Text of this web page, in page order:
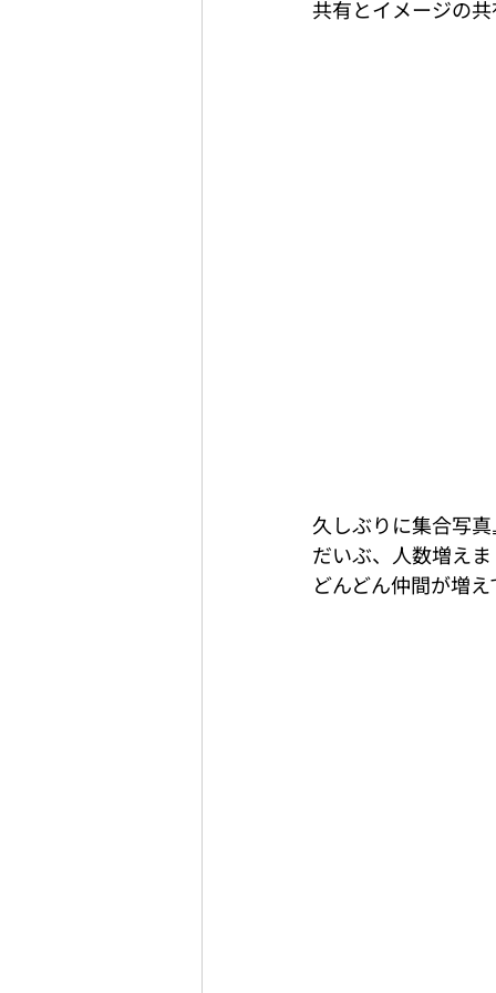
共有とイメージの
久しぶりに集合写
だいぶ、人数増え
どんどん仲間が増